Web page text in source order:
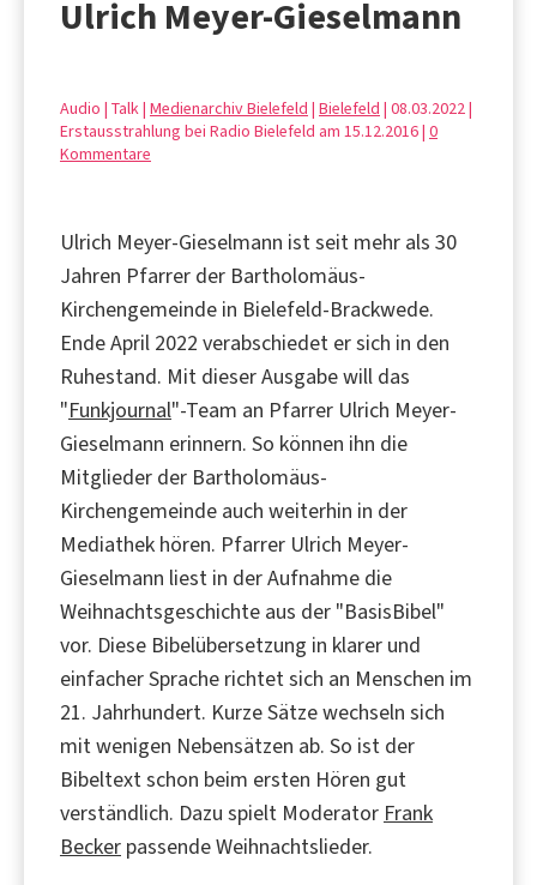
Ulrich Meyer-Gieselmann
Audio | Talk | Medienarchiv Bielefeld | Bielefeld | 08.03.2022 |
Erstausstrahlung bei Radio Bielefeld am 15.12.2016 | 0
Kommentare
Ulrich Meyer-Gieselmann ist seit mehr als 30
Jahren Pfarrer der Bartholomäus-
Kirchengemeinde in Bielefeld-Brackwede.
Ende April 2022 verabschiedet er sich in den
Ruhestand. Mit dieser Ausgabe will das
"Funkjournal"-Team an Pfarrer Ulrich Meyer-
Gieselmann erinnern. So können ihn die
Mitglieder der Bartholomäus-
Kirchengemeinde auch weiterhin in der
Mediathek hören. Pfarrer Ulrich Meyer-
Gieselmann liest in der Aufnahme die
Weihnachtsgeschichte aus der "BasisBibel"
vor. Diese Bibelübersetzung in klarer und
einfacher Sprache richtet sich an Menschen im
21. Jahrhundert. Kurze Sätze wechseln sich
mit wenigen Nebensätzen ab. So ist der
Bibeltext schon beim ersten Hören gut
verständlich. Dazu spielt Moderator Frank
Becker passende Weihnachtslieder.